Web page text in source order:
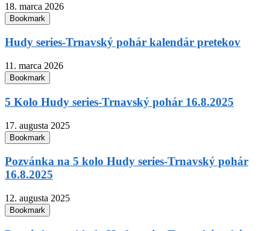
18. marca 2026
Bookmark
Hudy series-Trnavský pohár kalendár pretekov
11. marca 2026
Bookmark
5 Kolo Hudy series-Trnavský pohár 16.8.2025
17. augusta 2025
Bookmark
Pozvánka na 5 kolo Hudy series-Trnavský pohár
16.8.2025
12. augusta 2025
Bookmark